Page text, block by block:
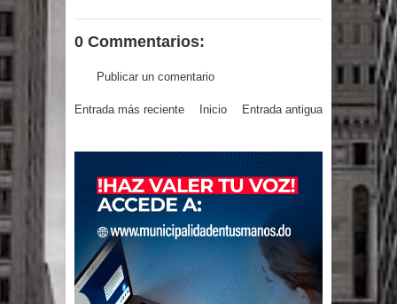
detención del expresidente Evo
frontera en masa para entrar a
TC declara inconstitucional decreto
0 Commentarios:
Publicar un comentario
Entrada más reciente Entrada antigua
Inicio